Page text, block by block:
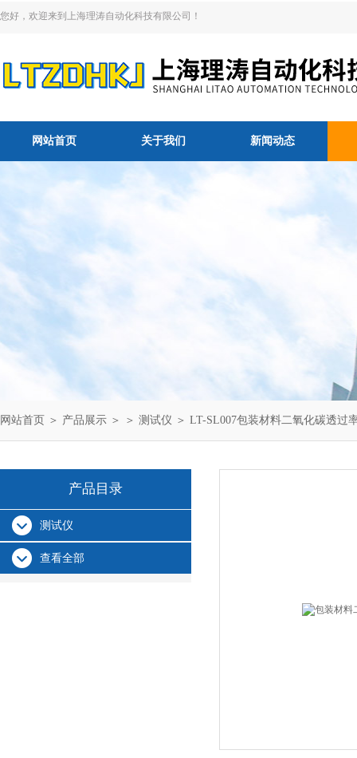
您好，欢迎来到上海理涛自动化科技有限公司！
网站首页 关于我们 新闻动态
网站首页 ＞ 产品展示 ＞ ＞ 测试仪 ＞ LT-SL007包装材料二氧化碳透过
产品目录
测试仪
查看全部